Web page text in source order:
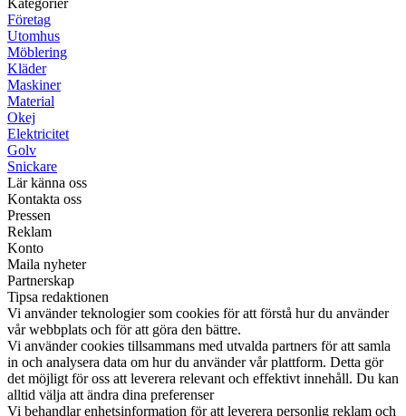
Kategorier
Företag
Utomhus
Möblering
Kläder
Maskiner
Material
Okej
Elektricitet
Golv
Snickare
Lär känna oss
Kontakta oss
Pressen
Reklam
Konto
Maila nyheter
Partnerskap
Tipsa redaktionen
Vi använder teknologier som cookies för att förstå hur du använder
vår webbplats och för att göra den bättre.
Vi använder cookies tillsammans med utvalda partners för att samla
in och analysera data om hur du använder vår plattform. Detta gör
det möjligt för oss att leverera relevant och effektivt innehåll. Du kan
alltid välja att ändra dina preferenser
Vi behandlar enhetsinformation för att leverera personlig reklam och